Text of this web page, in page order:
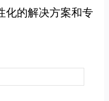
化的解决方案和专